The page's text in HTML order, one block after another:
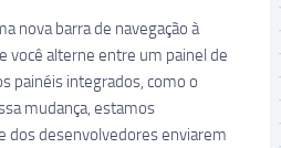
nova barra de navegação à
você alterne entre um painel de
painéis integrados, como o
mudança, estamos
dos desenvolvedores enviarem